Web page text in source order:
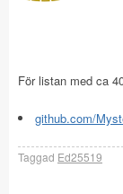
För listan med ca
github.com/
Taggad Ed25519